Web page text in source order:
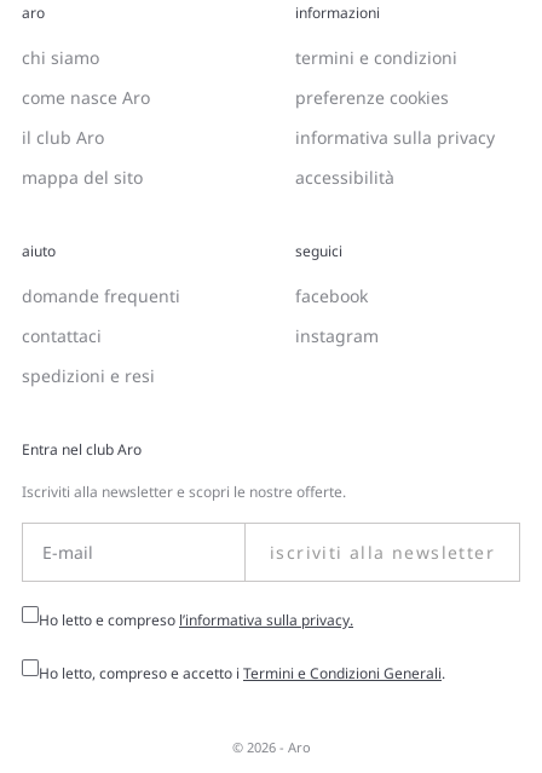
aro
chi siamo
come nasce Aro
il club Aro
mappa del sito
informazioni
termini e condizioni
preferenze cookies
informativa sulla privacy
accessibilità
aiuto
domande frequenti
contattaci
spedizioni e resi
seguici
facebook
instagram
Entra nel club Aro
Iscriviti alla newsletter e scopri le nostre offerte.
iscriviti alla newsletter
Ho letto e compreso l’informativa sulla privacy.
Ho letto, compreso e accetto i Termini e Condizioni Generali.
© 2026 - Aro